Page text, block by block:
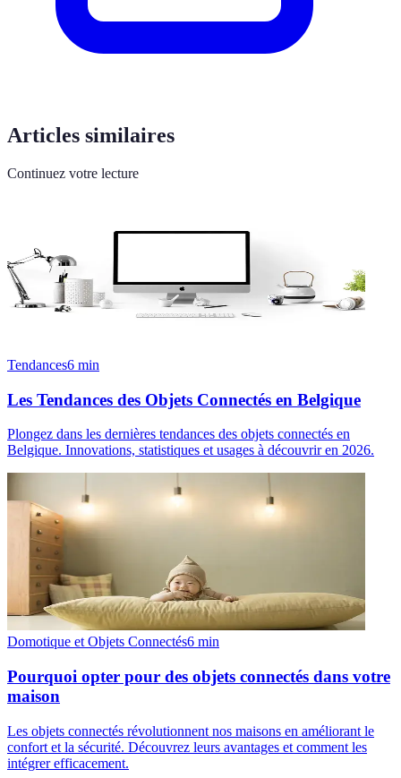
Articles similaires
Continuez votre lecture
Tendances6 min
Les Tendances des Objets Connectés en Belgique
Plongez dans les dernières tendances des objets connectés en
Belgique. Innovations, statistiques et usages à découvrir en 2026.
Domotique et Objets Connectés6 min
Pourquoi opter pour des objets connectés dans votre
maison
Les objets connectés révolutionnent nos maisons en améliorant le
confort et la sécurité. Découvrez leurs avantages et comment les
intégrer efficacement.